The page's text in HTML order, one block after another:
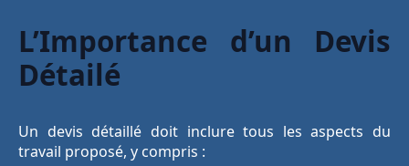
L’Importance d’un Devis
Détailé
Un devis détaillé doit inclure tous les aspects du
travail proposé, y compris :